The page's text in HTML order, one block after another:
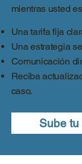
Una tarifa fija
Una estrategia
Comunicación
Reciba
caso.
mientras usted
Sube